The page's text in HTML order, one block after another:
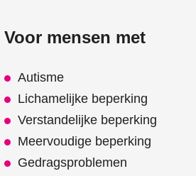
Voor mensen met
Autisme
Lichamelijke beperking
Verstandelijke beperking
Meervoudige beperking
Gedragsproblemen